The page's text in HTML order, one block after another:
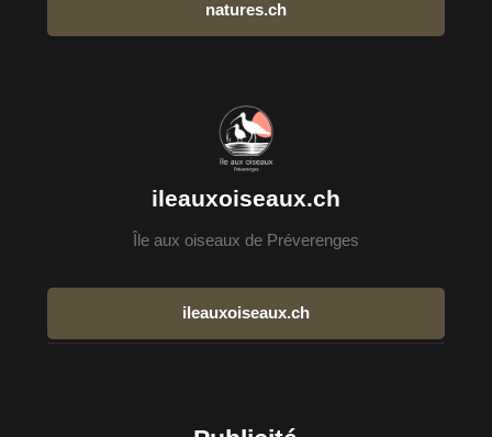
natures.ch
ileauxoiseaux.ch
Île aux oiseaux de Préverenges
ileauxoiseaux.ch